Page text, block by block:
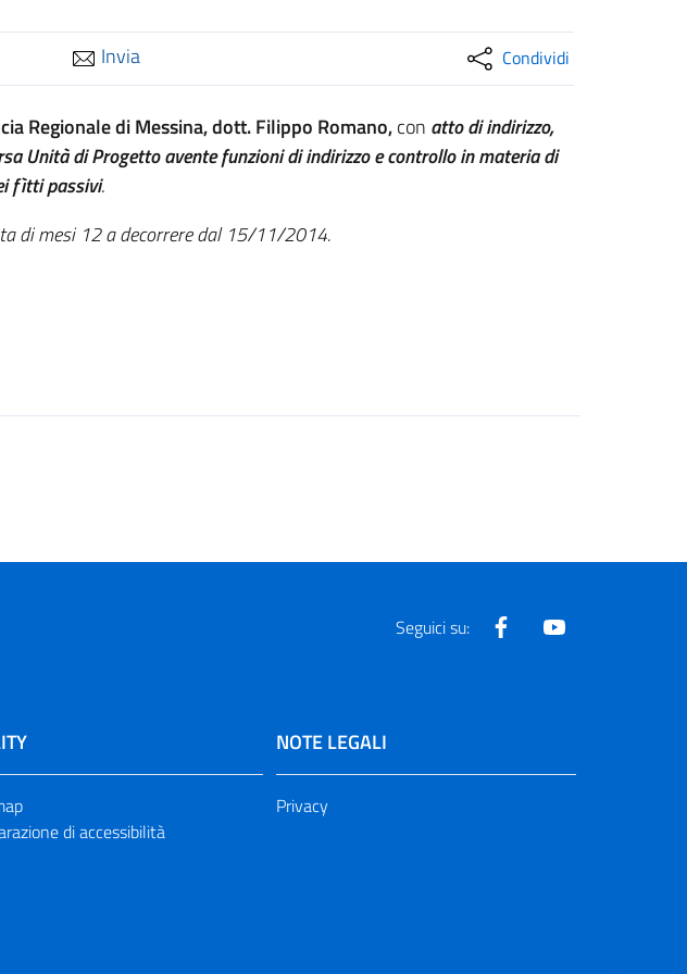
Invia Condividi
Regionale di Messina, dott. Filippo Romano,con atto di indirizzo,
Unità di Progetto avente funzioni di indirizzo e controllo in materia di
fìtti passivi.
di mesi 12 a decorrere dal 15/11/2014.
Seguici su: Facebook
di accessibilità
NOTE LEGALI
Privacy